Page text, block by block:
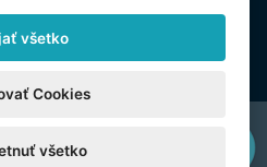
s.r.o. Všechna
všetko
Cookies
všetko